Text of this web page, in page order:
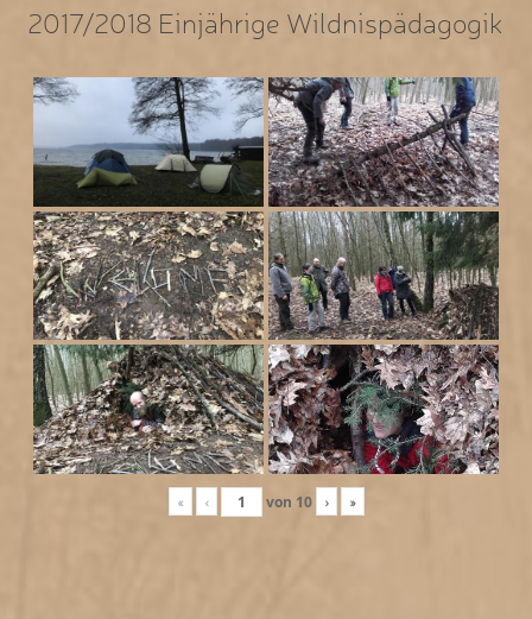
2017/2018 Einjährige Wildnispädagogik
« ‹ von 10 › »